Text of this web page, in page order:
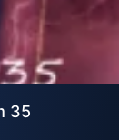
35